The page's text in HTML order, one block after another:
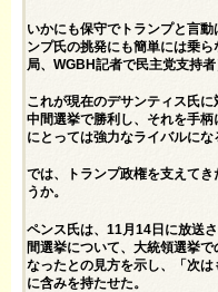
いかにも保守でトランプと言
ンプ氏の挑発にも簡単には乗
局、WGBH記者で民主党支持者
これが現在のデサンティス氏に
中間選挙で勝利し、それを手
にとっては強力なライバルにな
では、トランプ政権を支えて
うか。
ペンス氏は、11月14日に放送
間選挙について、大統領選挙
なったとの見方を示し、「次
に含みを持たせた。